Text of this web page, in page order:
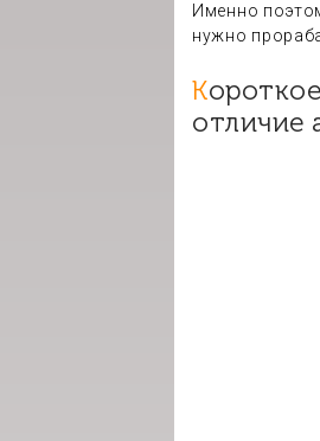
Именно
нужно
Короткое видео, где я показываю в чем принципиальное
отличие